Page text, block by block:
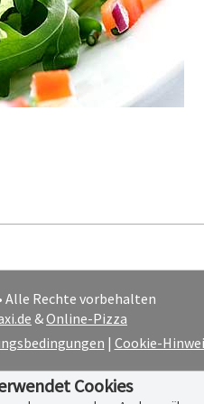
Alle Rechte vorbehalten
&Online-Pizza
| Cookie-
Cookies